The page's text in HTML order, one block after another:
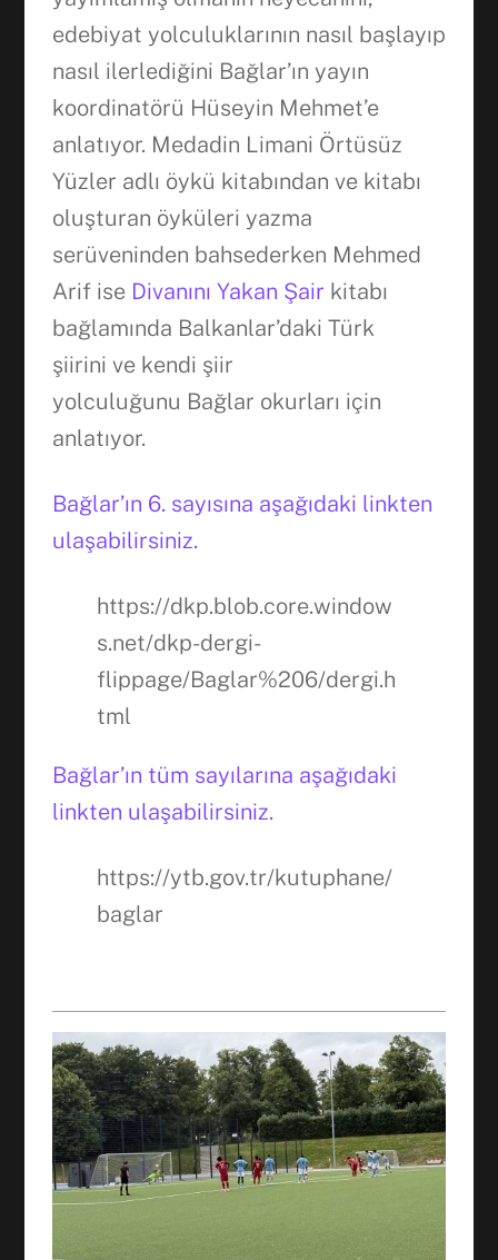
edebiyat yolculuklarının nasıl başlayıp
nasıl ilerlediğini Bağlar’ın yayın
koordinatörü Hüseyin Mehmet’e
anlatıyor. Medadin Limani Örtüsüz
Yüzler adlı öykü kitabından ve kitabı
oluşturan öyküleri yazma
serüveninden bahsederken Mehmed
Arif ise Divanını Yakan Şair kitabı
bağlamında Balkanlar’daki Türk
şiirini ve kendi şiir
yolculuğunu Bağlar okurları için
anlatıyor.
Bağlar’ın 6. sayısına aşağıdaki linkten
ulaşabilirsiniz.
https://dkp.blob.core.window
s.net/dkp-dergi-
flippage/Baglar%206/dergi.h
tml
Bağlar’ın tüm sayılarına aşağıdaki
linkten ulaşabilirsiniz.
https://ytb.gov.tr/kutuphane/
baglar